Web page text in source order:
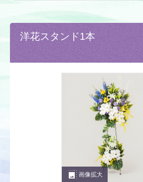
洋花スタンド1本
photo_size_select_large 画像拡大